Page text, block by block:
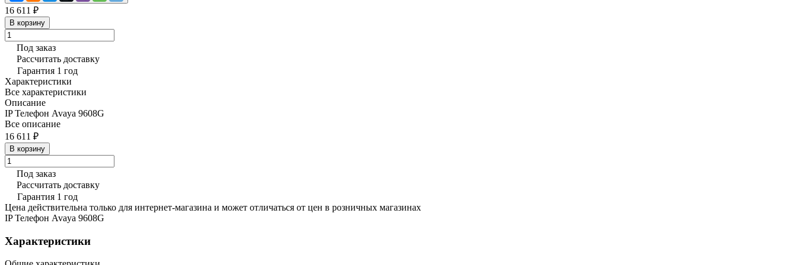
16 611 ₽
В корзину
Под заказ
Рассчитать доставку
Гарантия 1 год
Характеристики
Все характеристики
Описание
IP Телефон Avaya 9608G
Все описание
16 611 ₽
В корзину
Под заказ
Рассчитать доставку
Гарантия 1 год
Цена действительна только для интернет-магазина и может отличаться от цен в розничных магазинах
IP Телефон Avaya 9608G
Характеристики